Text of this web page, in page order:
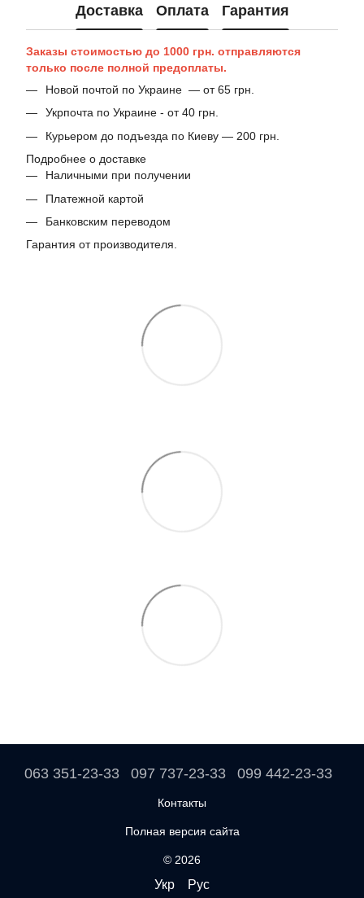
Доставка Оплата Гарантия
Заказы стоимостью до 1000 грн. отправляются
только после полной предоплаты.
Новой почтой по Украине — от 65 грн.
Укрпочта по Украине - от 40 грн.
Курьером до подъезда по Киеву — 200 грн.
Подробнее о доставке
Наличными при получении
Платежной картой
Банковским переводом
Гарантия от производителя.
063 351-23-33 097 737-23-33 099 442-23-33
Контакты
Полная версия сайта
© 2026
Укр Рус